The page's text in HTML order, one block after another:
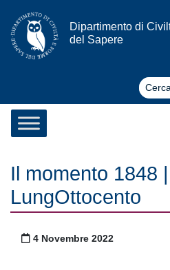
Vai al contenuto
Dipartimento di
del Sapere
Il momento 1848
LungOttocento
Pubblicato il
4 Novembre 2022